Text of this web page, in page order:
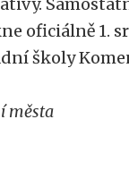
oficiálně 1.
školy
města